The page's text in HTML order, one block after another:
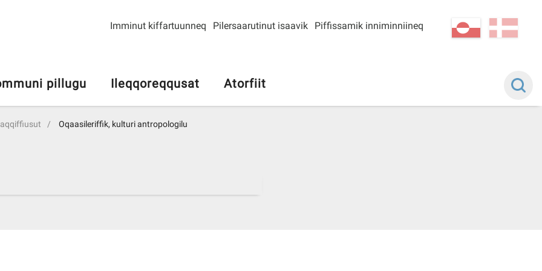
kl-GL
Imminut kiffartuunneq Pilersaarutinut isaavik Piffissamik inniminniineq
pillugu Ileqqoreqqusat Atorfiit
Oqaasileriffik, kulturi antropologilu